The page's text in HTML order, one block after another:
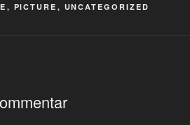
, PICTURE , UNCATEGORIZED